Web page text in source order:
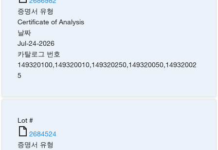
증명서 유형
Certificate of Analysis
날짜
Jul-24-2026
카탈로그 번호
149320100,149320010,149320250,149320050,14932002
5
Lot #
2684524
증명서 유형